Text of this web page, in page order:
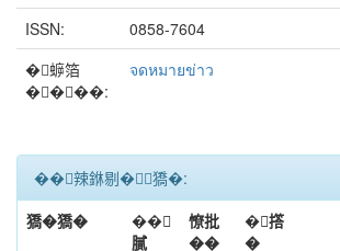
ISSN:
0858-7604
�蝷箔
����:
จดหมายข่าว
��辣銝剔�﹝獢�:
獢�獢�
��
膩
憭批
��
�撘
�